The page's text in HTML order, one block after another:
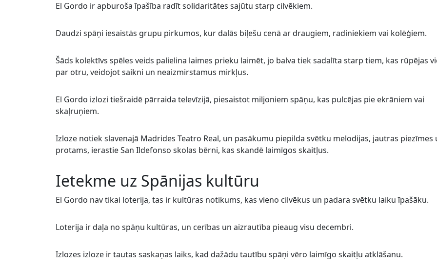
El Gordo ir apburoša īpašība radīt solidaritātes sajūtu starp cilvēkiem.
Daudzi spāņi iesaistās grupu pirkumos, kur dalās biļešu cenā ar draugiem, radiniekiem vai kolēģiem.
Šāds kolektīvs spēles veids palielina laimes prieku laimēt, jo balva tiek sadalīta starp tiem, kas rūpējas
par otru, veidojot saikni un neaizmirstamus mirkļus.
El Gordo izlozi tiešraidē pārraida televīzijā, piesaistot miljoniem spāņu, kas pulcējas pie ekrāniem vai
skaļruņiem.
Izloze notiek slavenajā Madrides Teatro Real, un pasākumu piepilda svētku melodijas, jautras piezīmes
protams, ierastie San Ildefonso skolas bērni, kas skandē laimīgos skaitļus.
Ietekme uz Spānijas kultūru
El Gordo nav tikai loterija, tas ir kultūras notikums, kas vieno cilvēkus un padara svētku laiku īpašāku.
Loterija ir daļa no spāņu kultūras, un cerības un aizrautība pieaug visu decembri.
Izlozes izloze ir tautas saskaņas laiks, kad dažādu tautību spāņi vēro laimīgo skaitļu atklāšanu.